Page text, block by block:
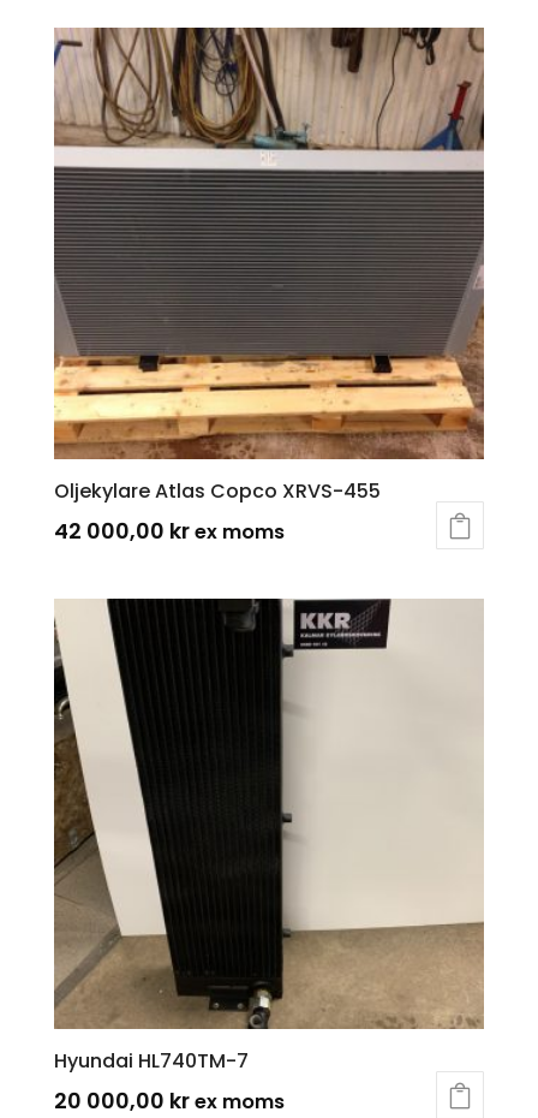
Oljekylare Atlas Copco XRVS-455
42 000,00 kr
Hyundai HL740TM-7
20 000,00 kr